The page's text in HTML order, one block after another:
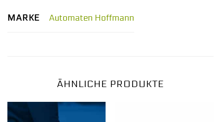
MARKE Automaten Hoffmann
ÄHNLICHE PRODUKTE